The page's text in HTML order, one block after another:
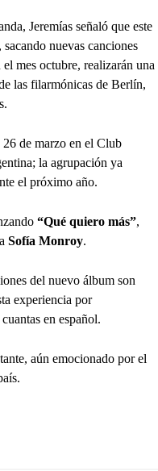
Jeremías señaló que este
nuevas canciones
mes octubre, realizarán una
las filarmónicas de Berlín,
de marzo en el Club
la agrupación ya
el próximo año.
“Qué quiero más”,
Sofía Monroy.
del nuevo álbum son
experiencia por
en español.
aún emocionado por el